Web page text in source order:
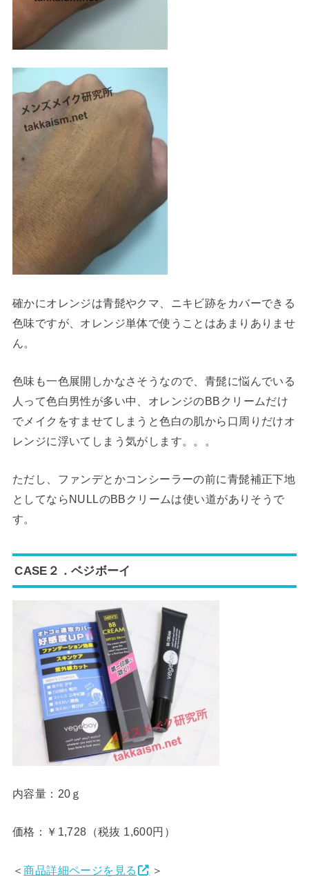
確かにオレンジは青髭やクマ、ニキビ跡をカバーできる
色味ですが、オレンジ単体で使うことはあまりありませ
ん。
色味も一色展開しかなさそうなので、青髭に悩んでいる
人って色白男性が多い中、オレンジのBBクリームだけ
でメイクをすませてしまうと色白の肌から口周りだけオ
レンジに浮いてしまう気がします。。。
ただし、ファンデとかコンシーラーの前に青髭補正下地
としてならNULLのBBクリームは使い道がありそうで
す。
CASE２．ベジボーイ
内容量：20ｇ
価格：￥1,728（税抜 1,600円）
＜商品詳細ページを見る ＞